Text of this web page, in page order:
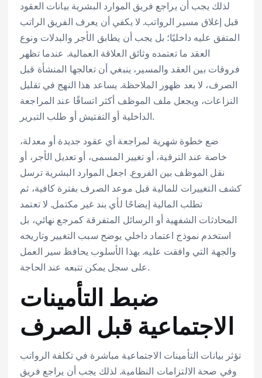
لذلك يجب أن يراجع فريق الموارد البشرية بيانات العقود
قبل إغلاق مسير الرواتب. لا يكفي أن يعرف الفريق الراتب
المتفق عليه داخليًا؛ بل يجب أن يطابق الأجر والبدلات ونوع
العقد ما تعتمده وثائق العلاقة العمالية. عندما تظهر
فروقات بين العقد والمسير، ينبغي أن تعالجها المنشأة قبل
الصرف، لا بعد ظهور الملاحظة. يساعد هذا النهج في تقليل
النزاعات، ويجعل ملف الموظف أكثر اتساقًا عند المراجعة
الداخلية أو التفتيش أو طلب التبرير.
ضع خطوة شهرية لمراجعة أي عقود جديدة أو معدلة،
خاصة عند الترقية، أو تغيير المسمى، أو تعديل الأجر، أو
نقل الموظف بين الفروع. اجعل الموارد البشرية ترسل
كشف التغييرات للمالية قبل موعد الصرف بفترة كافية، ثم
تطلب المالية إيضاحًا لأي بند غير مكتمل. لا تعتمد
المحادثات الشفهية أو الرسائل المتفرقة كمرجع نهائي، بل
استخدم نموذج اعتماد داخلي يوضح سبب التغيير وتاريخه
والجهة التي وافقت عليه. بهذا الأسلوب يحافظ سير العمل
على سجل يمكن تتبعه عند الحاجة.
ضبط التأمينات
الاجتماعية قبل الصرف
تؤثر بيانات التأمينات الاجتماعية مباشرة في تكلفة الرواتب
وفي صحة الالتزامات النظامية. لذلك يجب أن يراجع فريق